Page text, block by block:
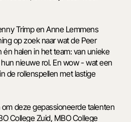
Trimp en Anne Lemmens
op zoek naar wat de Peer
halen in het team: van unieke
nieuwe rol. En wow - wat een
de rollenspellen met lastige
deze gepassioneerde talenten
College Zuid, MBO College